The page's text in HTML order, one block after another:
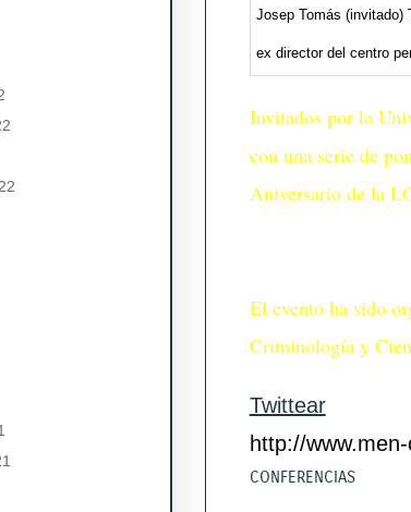
Josep Tomás (invitado)
ex director del centro
Invitados por la
con una serie de
Aniversario de la
El evento ha sido
Criminología y
Twittear
http://
CONFERENCIAS